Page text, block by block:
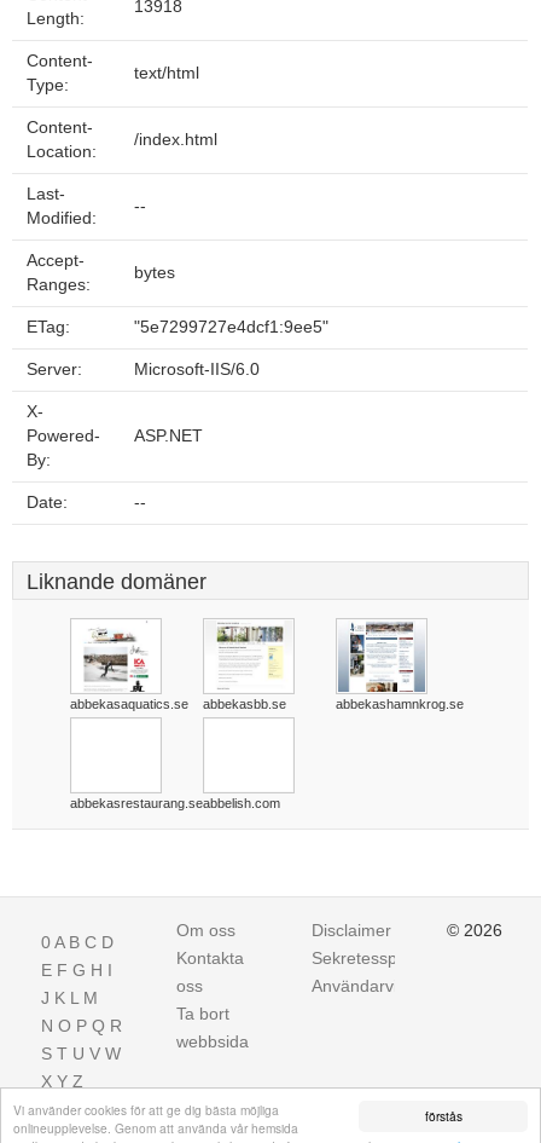
förstås
Vi använder cookies för att ge dig bästa möjliga
onlineupplevelse. Genom att använda vår hemsida
Length:
13918
Content-
Type:
text/html
Content-
Location:
/index.html
Last-
Modified:
--
Accept-
Ranges:
bytes
ETag: "5e7299727e4dcf1:9ee5"
Server: Microsoft-IIS/6.0
X-
Powered-
By:
ASP.NET
Date: --
Liknande domäner
abbekasaquatics.se abbekasbb.se abbekashamnkrog.se
abbekasrestaurang.seabbelish.com
0A B C D
E F G H I
J K L M
N O P Q R
S T U V W
X Y Z
Om oss
Kontakta
oss
Ta bort
webbsida
Disclaimer
Sekretesspolicy
Användarvillkor
© 2026